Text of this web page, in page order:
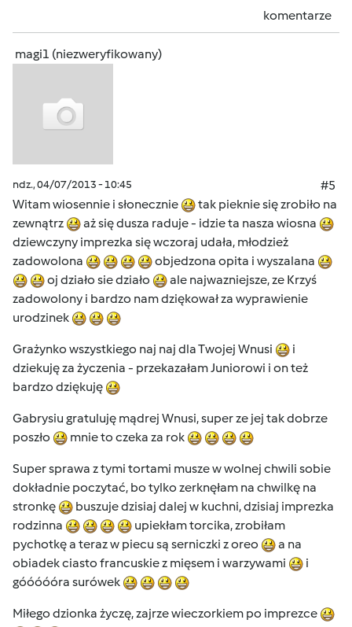
komentarze
magi1 (niezweryfikowany)
ndz., 04/07/2013 - 10:45
#5
Witam wiosennie i słonecznie
tak pieknie się zrobiło na
zewnątrz
aż się dusza raduje - idzie ta nasza wiosna
dziewczyny imprezka się wczoraj udała, młodzież
zadowolona
objedzona opita i wyszalana
oj działo sie działo
ale najwazniejsze, ze Krzyś
zadowolony i bardzo nam dziękował za wyprawienie
urodzinek
Grażynko wszystkiego naj naj dla Twojej Wnusi
i
dziekuję za życzenia - przekazałam Juniorowi i on też
bardzo dziękuję
Gabrysiu gratuluję mądrej Wnusi, super ze jej tak dobrze
poszło
mnie to czeka za rok
Super sprawa z tymi tortami musze w wolnej chwili sobie
dokładnie poczytać, bo tylko zerknęłam na chwilkę na
stronkę
buszuje dzisiaj dalej w kuchni, dzisiaj imprezka
rodzinna
upiekłam torcika, zrobiłam
pychotkę a teraz w piecu są serniczki z oreo
a na
obiadek ciasto francuskie z mięsem i warzywami
i
góóóóóra surówek
Miłego dzionka życzę, zajrze wieczorkiem po imprezce